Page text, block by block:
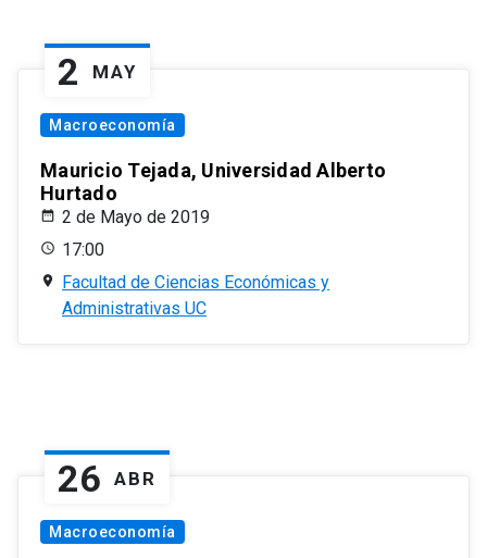
2 MAY
Macroeconomía
Mauricio Tejada, Universidad Alberto
Hurtado
2 de Mayo de 2019
17:00
Facultad de Ciencias Económicas y
Administrativas UC
26 ABR
Macroeconomía